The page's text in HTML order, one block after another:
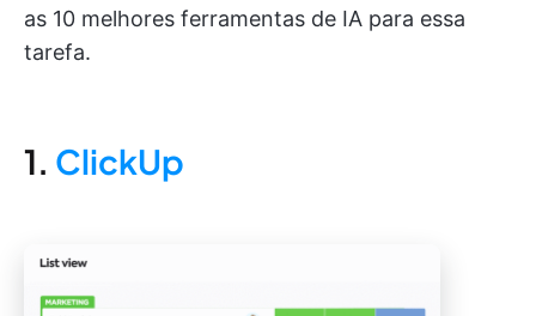
as 10 melhores ferramentas de IA para essa
tarefa.
1. ClickUp